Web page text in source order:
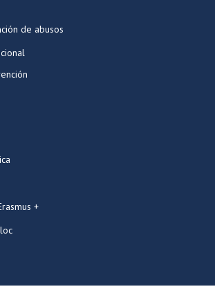
de abusos
+